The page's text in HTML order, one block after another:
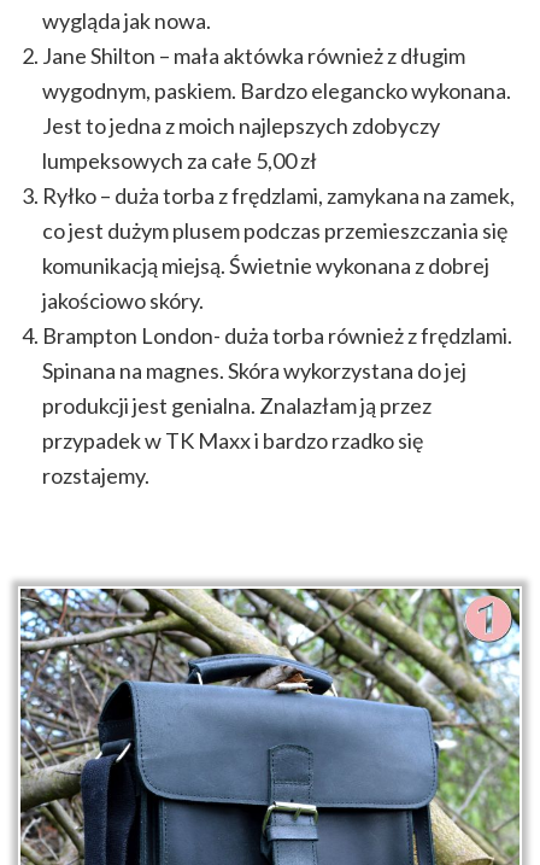
wygląda jak nowa.
Jane Shilton – mała aktówka również z długim
wygodnym, paskiem. Bardzo elegancko wykonana.
Jest to jedna z moich najlepszych zdobyczy
lumpeksowych za całe 5,00 zł
Ryłko – duża torba z frędzlami, zamykana na zamek,
co jest dużym plusem podczas przemieszczania się
komunikacją miejsą. Świetnie wykonana z dobrej
jakościowo skóry.
Brampton London- duża torba również z frędzlami.
Spinana na magnes. Skóra wykorzystana do jej
produkcji jest genialna. Znalazłam ją przez
przypadek w TK Maxx i bardzo rzadko się
rozstajemy.